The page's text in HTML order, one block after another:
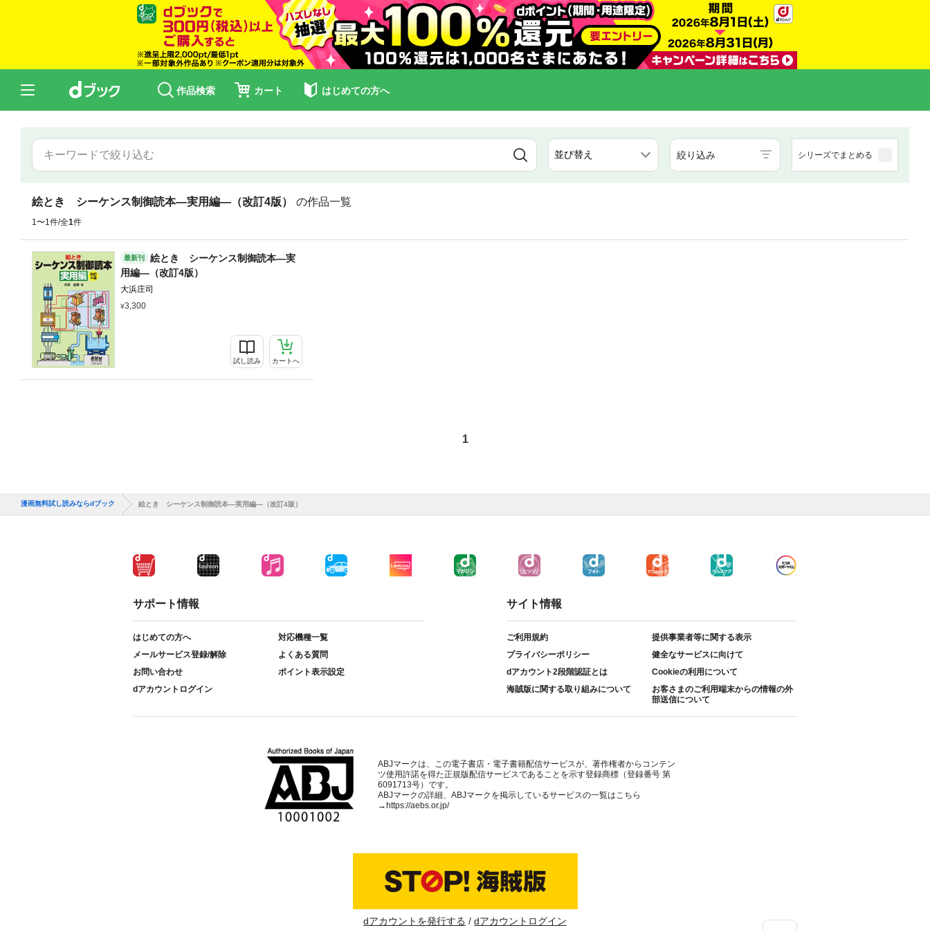
作品検索 カート はじめての方へ
絞り込み シリーズでまとめる
絵とき シーケンス制御読本―実用編―（改訂4版） の作品一覧
1〜1件/全1件
最新刊
絵とき シーケンス制御読本―実
用編―（改訂4版）
大浜庄司
3,300
試し読み カートへ
1
漫画無料試し読みならdブック 絵とき シーケンス制御読本―実用編―（改訂4版）
サポート情報
はじめての方へ
対応機種一覧
メールサービス登録/解除
よくある質問
お問い合わせ
ポイント表示設定
dアカウントログイン
サイト情報
ご利用規約
提供事業者等に関する表示
プライバシーポリシー
健全なサービスに向けて
dアカウント2段階認証とは
Cookieの利用について
海賊版に関する取り組みについて
お客さまのご利用端末からの情報の外
部送信について
ABJマークは、この電子書店・電子書籍配信サービスが、著作権者からコンテン
ツ使用許諾を得た正規版配信サービスであることを示す登録商標（登録番号 第
6091713号）です。
ABJマークの詳細、ABJマークを掲示しているサービスの一覧はこちら
→https://aebs.or.jp/
dアカウントを発行する dアカウントログイン